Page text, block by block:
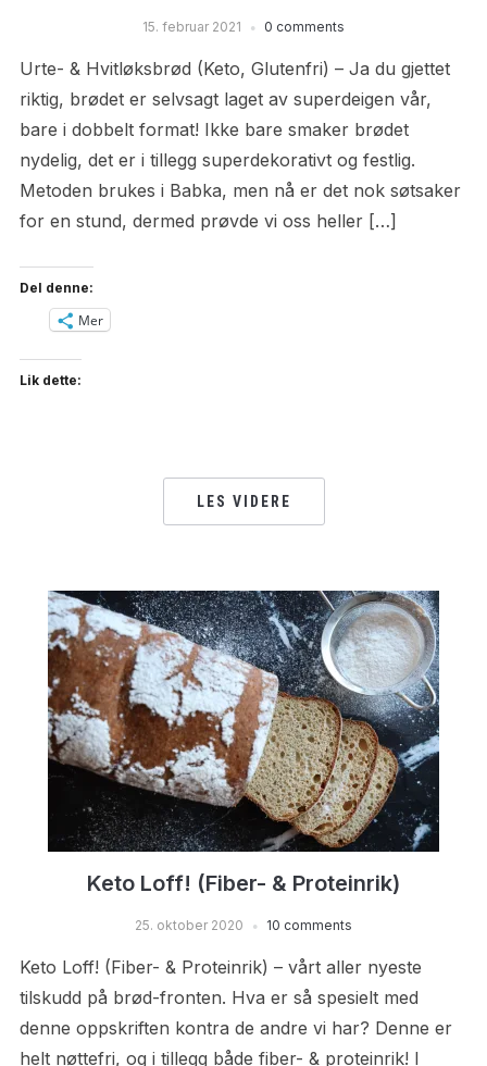
15. februar 2021 0 comments
Urte- & Hvitløksbrød (Keto, Glutenfri) – Ja du gjettet
riktig, brødet er selvsagt laget av superdeigen vår,
bare i dobbelt format! Ikke bare smaker brødet
nydelig, det er i tillegg superdekorativt og festlig.
Metoden brukes i Babka, men nå er det nok søtsaker
for en stund, dermed prøvde vi oss heller […]
Del denne:
Mer
Lik dette:
LES VIDERE
Keto Loff! (Fiber- & Proteinrik)
25. oktober 2020 10 comments
Keto Loff! (Fiber- & Proteinrik) – vårt aller nyeste
tilskudd på brød-fronten. Hva er så spesielt med
denne oppskriften kontra de andre vi har? Denne er
helt nøttefri, og i tillegg både fiber- & proteinrik! I